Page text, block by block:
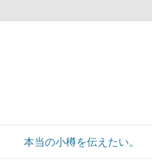
本当の小樽を伝えたい。